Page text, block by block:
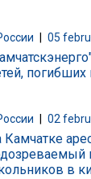
05
02
Камчатке
в